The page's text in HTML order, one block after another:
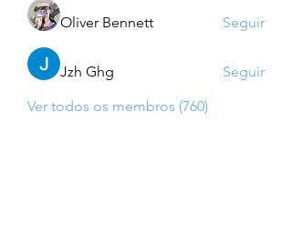
Oliver Bennett Seguir
Jzh Ghg
Seguir
Ver todos os membros (760)